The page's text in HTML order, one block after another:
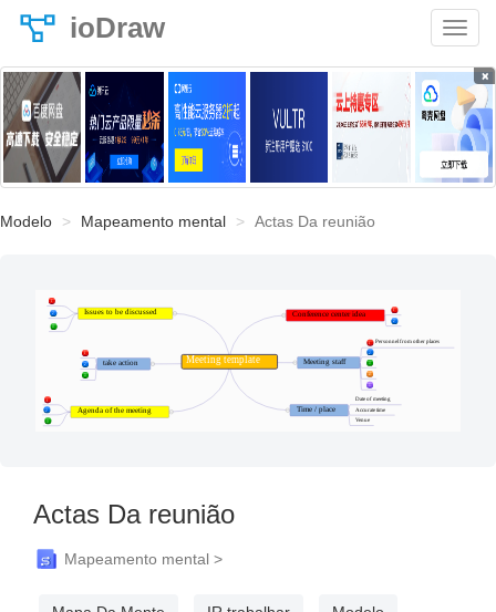
ioDraw
×
Modelo Mapeamento mental Actas Da reunião
Actas Da reunião
Mapeamento mental >